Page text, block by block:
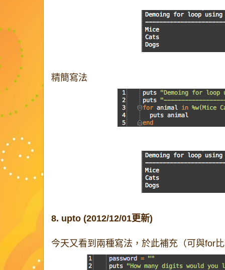
精簡寫法
8. upto (2012/12/01更新)
今天又看到兩種寫法，於此補充（可與for